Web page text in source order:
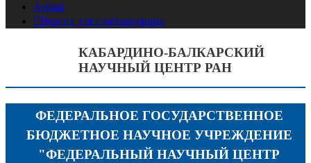
ЦЕНТР РАН
НАУЧНОЕ УЧРЕЖДЕНИЕ "ФЕДЕРАЛЬНЫЙ НАУЧНЫЙ
ЦЕНТР "КАБАРДИНО-БАЛКАРСКИЙ НАУЧНЫЙ ЦЕНТР
РОССИЙСКОЙ АКАДЕМИИ НАУК"
Архив
Версия для слабовидящих
КАБАРДИНО-БАЛКАРСКИЙ
НАУЧНЫЙ ЦЕНТР РАН
ФЕДЕРАЛЬНОЕ ГОСУДАРСТВЕННОЕ
БЮДЖЕТНОЕ НАУЧНОЕ УЧРЕЖДЕНИЕ
"ФЕДЕРАЛЬНЫЙ НАУЧНЫЙ ЦЕНТР